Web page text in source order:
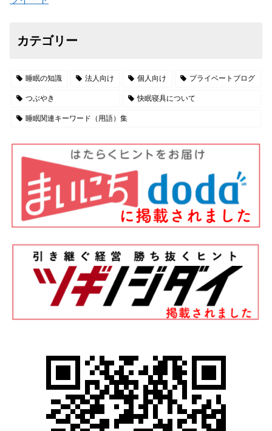
カテゴリー
睡眠の知識 法人向け 個人向け プライベートブログ
つぶやき 快眠寝具について
睡眠関連キーワード（用語）集